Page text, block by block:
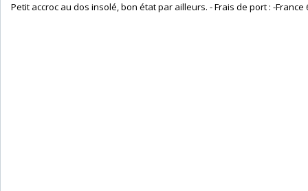
Petit accroc au dos insolé, bon état par ailleurs. - Frais de port : -France